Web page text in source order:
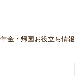
年金・帰国お役立ち情報